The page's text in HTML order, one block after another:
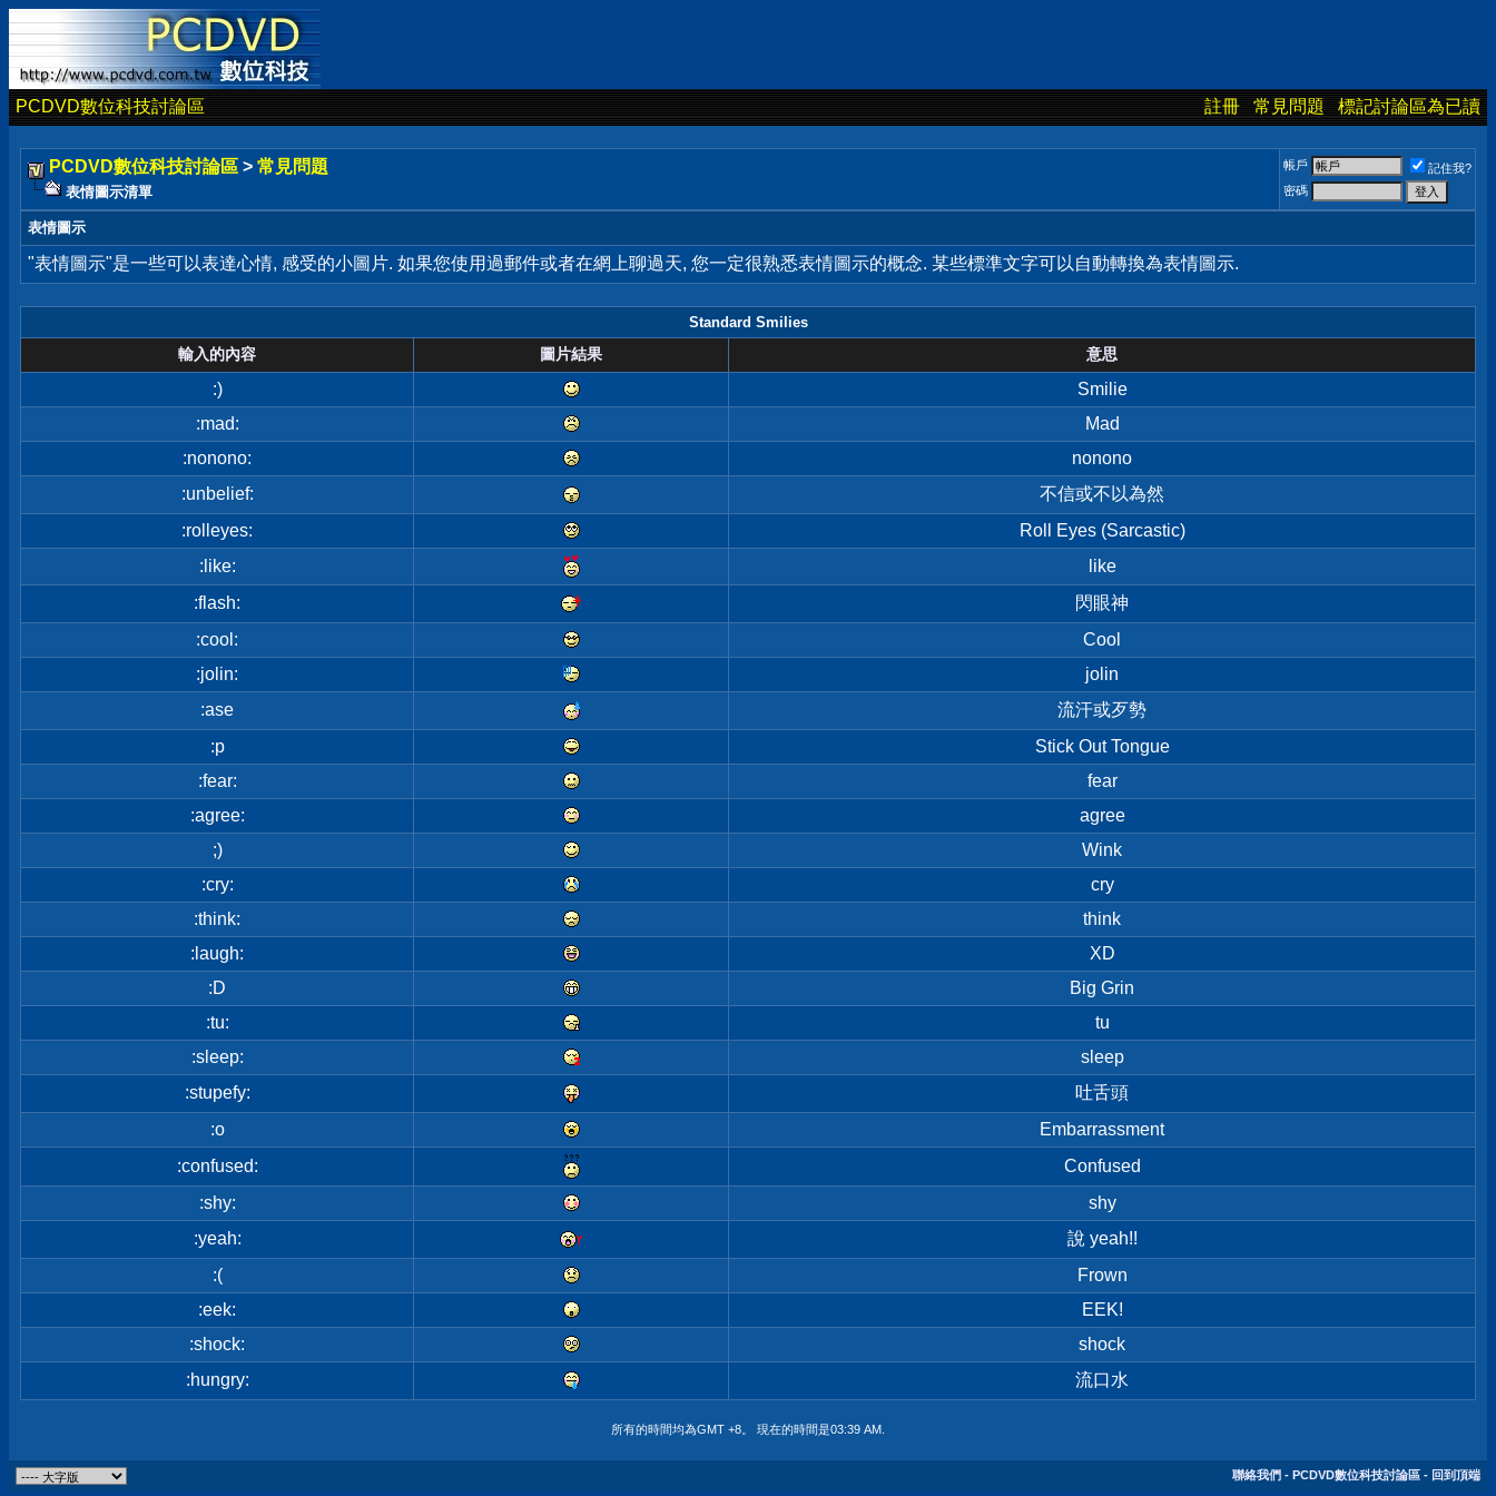
PCDVD數位科技討論區 註冊 常見問題 標記討論區為已讀
PCDVD數位科技討論區 > 常見問題
表情圖示清單
帳戶
記住我?
密碼
表情圖示
"表情圖示"是一些可以表達心情, 感受的小圖片. 如果您使用過郵件或者在網上聊過天, 您一定很熟悉表情圖示的概念. 某些標準文字可以自動轉換為表情圖示.
Standard Smilies
輸入的內容 圖片結果 意思
:)
Smilie
:mad:
Mad
:nonono:
nonono
:unbelief:
不信或不以為然
:rolleyes:
Roll Eyes (Sarcastic)
:like:
like
:flash:
閃眼神
:cool:
Cool
:jolin:
jolin
:ase
流汗或歹勢
:p
Stick Out Tongue
:fear:
fear
:agree:
agree
;)
Wink
:cry:
cry
:think:
think
:laugh:
XD
:D
Big Grin
:tu:
tu
:sleep:
sleep
:stupefy:
吐舌頭
:o
Embarrassment
:confused:
Confused
:shy:
shy
:yeah:
說 yeah!!
:(
Frown
:eek:
EEK!
:shock:
shock
:hungry:
流口水
所有的時間均為GMT +8。 現在的時間是03:39 AM
聯絡我們 - PCDVD數位科技討論區 - 回到頂端